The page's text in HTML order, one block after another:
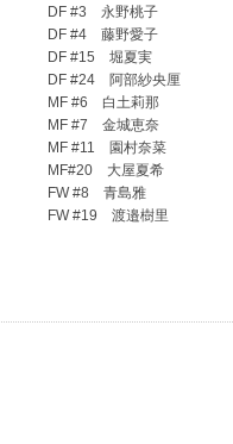
DF #3 永野桃子
DF #4 藤野愛子
DF #15 堀夏実
DF #24 阿部紗央厘
MF #6 白土莉那
MF #7 金城恵奈
MF #11 園村奈菜
MF#20 大屋夏希
FW #8 青島雅
FW #19 渡邉樹里